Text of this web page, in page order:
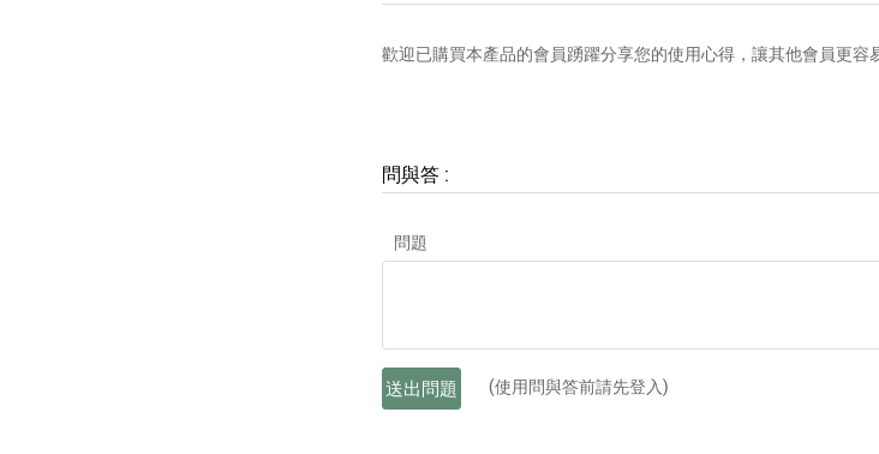
歡迎已購買本產品的會員踴躍分享您的使用心得，讓其他會員更
問與答 :
問題
送出問題 (使用問與答前請先登入)